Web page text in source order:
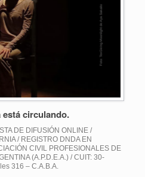
está circulando.
DE DIFUSIÓN ONLINE /
/ REGISTRO DNDA EN
CIVIL PROFESIONALES DE
(A.P.D.E.A.) / CUIT: 30-
316 – C.A.B.A.